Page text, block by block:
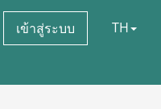
เข้าสู่ระบบ TH